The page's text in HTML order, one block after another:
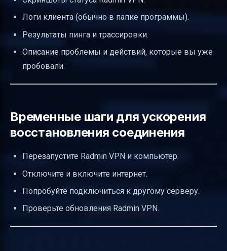
Логи клиента (обычно в папке программы).
Результаты пинга и трассировки.
Описание проблемы и действий, которые вы уже
пробовали.
Временные шаги для ускорения
восстановления соединения
Перезапустите Radmin VPN и компьютер.
Отключите и включите интернет.
Попробуйте подключиться к другому серверу.
Проверьте обновления Radmin VPN.